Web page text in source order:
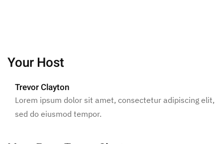
Your Host
Trevor Clayton
Lorem ipsum dolor sit amet, consectetur adipiscing elit,
sed do eiusmod tempor.